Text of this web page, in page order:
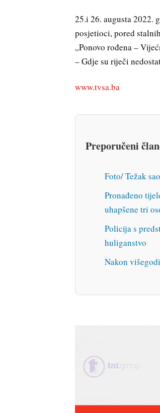
25.i 26. augusta 2022.
posjetioci, pored
„Ponovo rođena –
– Gdje su riječi
www.tvsa.ba
Preporučeni
Foto/ Težak
Pronađeno
uhapšene tri
Policija s
huliganstvo
Nakon